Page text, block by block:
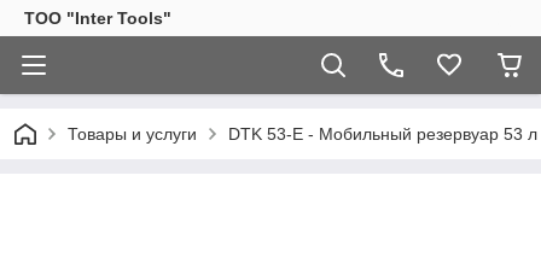
ТОО "Inter Tools"
Товары и услуги DTK 53-E - Мобильный резервуар 53